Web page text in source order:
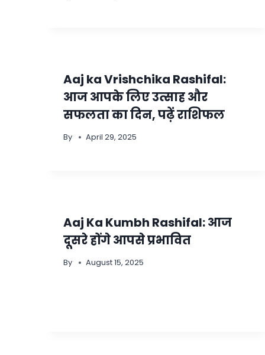
Aaj ka Vrishchika Rashifal:
आज आपके लिए उत्साह और
सफलता का दिन, पढ़ें राशिफल
By April 29, 2025
Aaj Ka Kumbh Rashifal: आज
दूसरे होंगे आपसे प्रभावित
By August 15, 2025